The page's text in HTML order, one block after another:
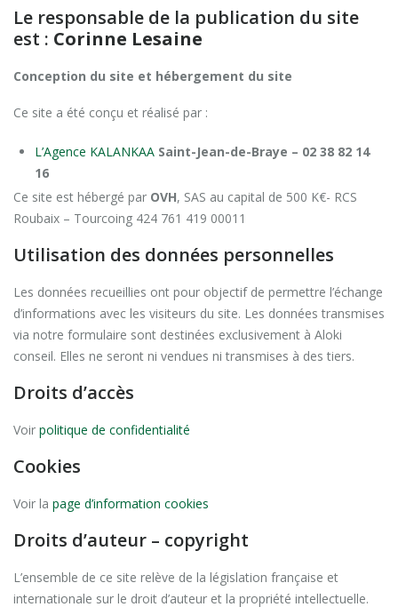
Le responsable de la publication du site
est : Corinne Lesaine
Conception du site et hébergement du site
Ce site a été conçu et réalisé par :
L’Agence KALANKAA Saint-Jean-de-Braye – 02 38 82 14
16
Ce site est hébergé par OVH, SAS au capital de 500 K€- RCS
Roubaix – Tourcoing 424 761 419 00011
Utilisation des données personnelles
Les données recueillies ont pour objectif de permettre l’échange
d’informations avec les visiteurs du site. Les données transmises
via notre formulaire sont destinées exclusivement à Aloki
conseil. Elles ne seront ni vendues ni transmises à des tiers.
Droits d’accès
Voir politique de confidentialité
Cookies
Voir la page d’information cookies
Droits d’auteur – copyright
L’ensemble de ce site relève de la législation française et
internationale sur le droit d’auteur et la propriété intellectuelle.